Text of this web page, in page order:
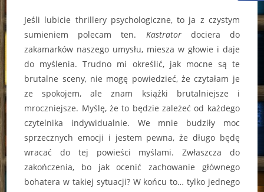
Jeśli lubicie thrillery psychologiczne, to ja z czystym
sumieniem polecam ten. Kastratordociera do
zakamarków naszego umysłu, miesza w głowie i daje
do myślenia. Trudno mi określić, jak mocne są te
brutalne sceny, nie mogę powiedzieć, że czytałam je
ze spokojem, ale znam książki brutalniejsze i
mroczniejsze. Myślę, że to będzie zależeć od każdego
czytelnika indywidualnie. We mnie budziły moc
sprzecznych emocji i jestem pewna, że długo będę
wracać do tej powieści myślami. Zwłaszcza do
zakończenia, bo jak ocenić zachowanie głównego
bohatera w takiej sytuacji? W końcu to… tylko jednego